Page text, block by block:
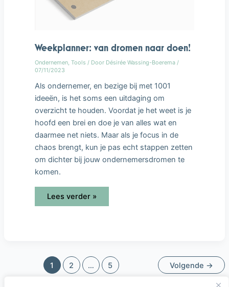
Weekplanner: van dromen naar doen!
Ondernemen, Tools / Door Désirée Wassing-Boerema /
07/11/2023
Als ondernemer, en bezige bij met 1001
ideeën, is het soms een uitdaging om
overzicht te houden. Voordat je het weet is je
hoofd een brei en doe je van alles wat en
daarmee net niets. Maar als je focus in de
chaos brengt, kun je pas echt stappen zetten
om dichter bij jouw ondernemersdromen te
komen.
Lees verder »
1 2 … 5 Volgende →